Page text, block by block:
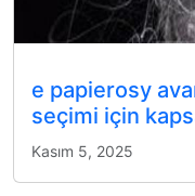
e papierosy
seçimi için
Kasım 5, 2025